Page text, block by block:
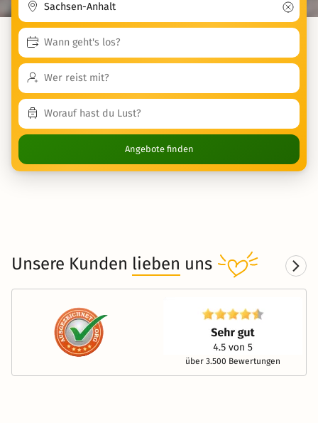
Angebote finden
Unsere Kunden lieben uns
über 3.500 Bewertungen